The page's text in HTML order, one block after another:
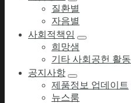
질환별
자음별
사회적책임
희망샘
기타 사회공헌 활동
공지사항
제품정보 업데이트
뉴스룸